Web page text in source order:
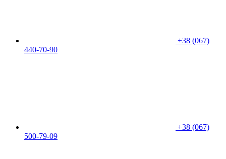
+38 (067)
440-70-90
+38 (067)
500-79-09